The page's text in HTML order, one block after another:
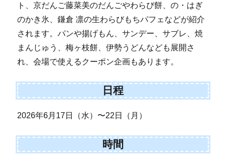
ト、京だんご藤菜美のだんごやわらび餅、の・はぎ
のかき氷、鎌倉 凛の生わらびもちパフェなどが紹介
されます。パンや揚げもん、サンデー、サブレ、焼
まんじゅう、梅ヶ枝餅、伊勢うどんなども展開さ
れ、会場で使えるクーポン企画もあります。
日程
2026年6月17日（水）〜22日（月）
時間